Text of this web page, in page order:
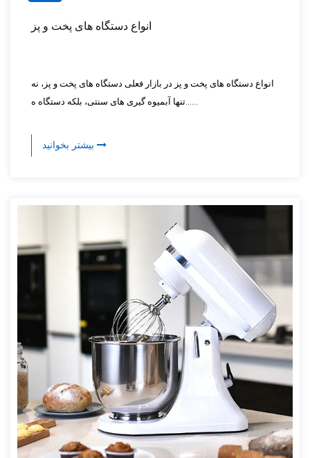
انواع دستگاه های پخت و پز
انواع دستگاه های پخت و پز در بازار فعلی دستگاه های پخت و پز، نه